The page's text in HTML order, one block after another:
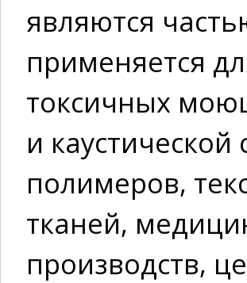
являются
применяется
токсичных
и
полимеров,
тканей,
производств,